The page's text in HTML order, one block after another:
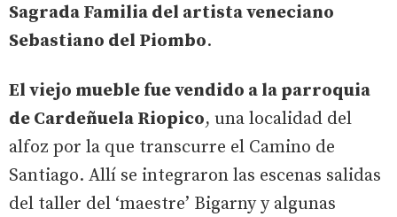
Sagrada Familia del artista veneciano
Sebastiano del Piombo.
El viejo mueble fue vendido a la parroquia
de Cardeñuela Riopico, una localidad del
alfoz por la que transcurre el Camino de
Santiago. Allí se integraron las escenas salidas
del taller del ‘maestre’ Bigarny y algunas